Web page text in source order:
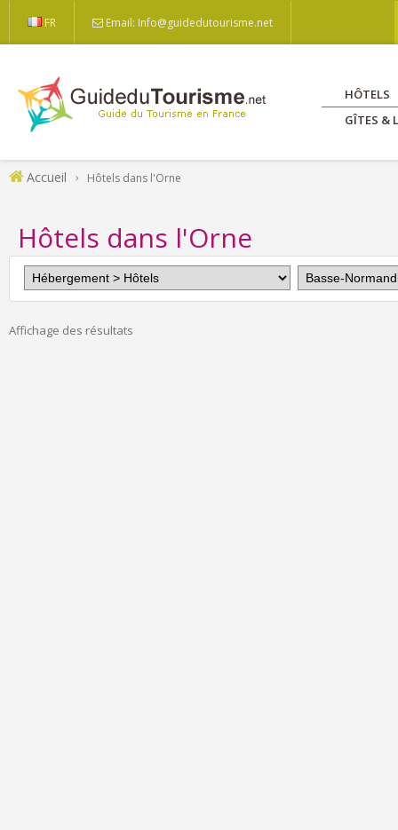
FR Email: Info@guidedutourisme.net
HÔTELS
GÎTES &
Accueil Hôtels dans l'Orne
Hôtels dans l'Orne
Affichage des résultats